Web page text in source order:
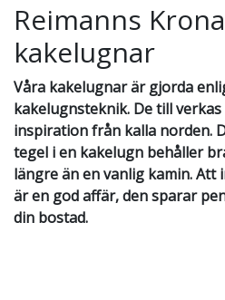
Reimanns
kakelugnar
Våra kakelugnar är gjorda
kakelugnsteknik. De till
inspiration från kalla norden.
tegel i en kakelugn behåller
längre än en vanlig kamin. Att
är en god affär, den sparar
din bostad.